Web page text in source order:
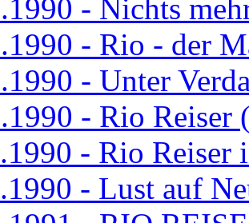
- Nichts
- Rio - der
- Unter
- Rio Reiser
- Rio Reiser
- Lust auf